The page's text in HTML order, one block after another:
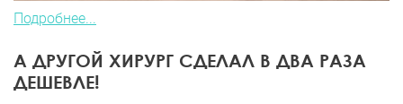
Подробнее...
А ДРУГОЙ ХИРУРГ СДЕЛАЛ В ДВА РАЗА
ДЕШЕВЛЕ!